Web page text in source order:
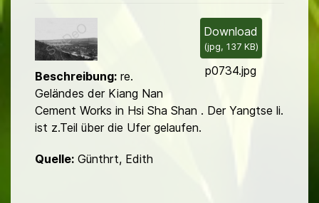
l
d
Download
(jpg, 137 KB)
p0734.jpg
Beschreibung: re.
Geländes der Kiang Nan
Cement Works in Hsi Sha Shan . Der Yangtse li.
ist z.Teil über die Ufer gelaufen.
Quelle: Günthrt, Edith